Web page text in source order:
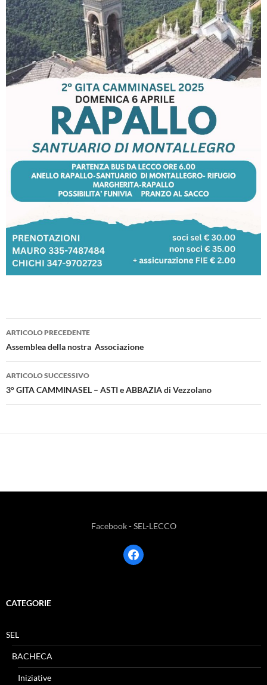
Navigazione
articolo
ARTICOLO PRECEDENTE
Assemblea della nostra Associazione
ARTICOLO SUCCESSIVO
3° GITA CAMMINASEL – ASTI e ABBAZIA di Vezzolano
Facebook - SEL-LECCO
facebook
CATEGORIE
SEL
BACHECA
Iniziative